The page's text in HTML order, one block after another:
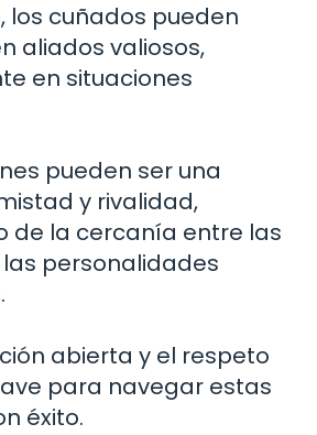
los cuñados pueden
aliados valiosos,
en situaciones
pueden ser una
y rivalidad,
de la cercanía entre las
personalidades
abierta y el respeto
para navegar estas
éxito.